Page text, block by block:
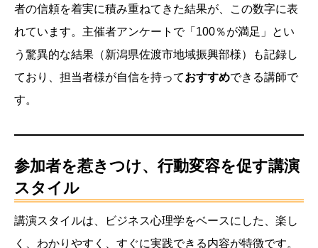
者の信頼を着実に積み重ねてきた結果が、この数字に表
れています。主催者アンケートで「100％が満足」とい
う驚異的な結果（新潟県佐渡市地域振興部様）も記録し
ており、担当者様が自信を持っておすすめできる講師で
す。
参加者を惹きつけ、行動変容を促す講演
スタイル
講演スタイルは、ビジネス心理学をベースにした、楽し
く、わかりやすく、すぐに実践できる内容が特徴です。